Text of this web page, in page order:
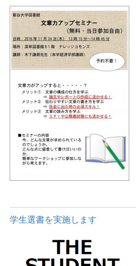
学生選書を実施します